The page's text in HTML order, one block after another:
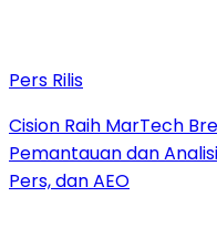
Pers Rilis
Cision Raih MarTech
Pemantauan dan
Pers, dan AEO